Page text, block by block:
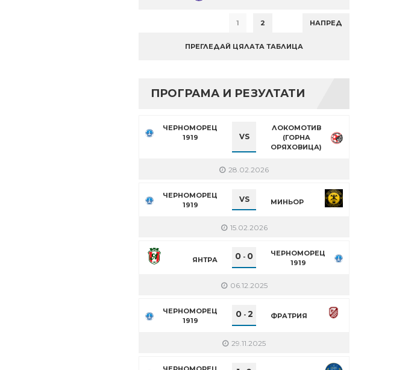
1 2 НАПРЕД
ПРЕГЛЕДАЙ ЦЯЛАТА ТАБЛИЦА
ПРОГРАМА И РЕЗУЛТАТИ
ЧЕРНОМОРЕЦ
1919
VS
ЛОКОМОТИВ
(ГОРНА
ОРЯХОВИЦА)
28.02.2026
ЧЕРНОМОРЕЦ
1919
VS МИНЬОР
15.02.2026
ЯНТРА 0 - 0
ЧЕРНОМОРЕЦ
1919
06.12.2025
ЧЕРНОМОРЕЦ
1919
0- 2 ФРАТРИЯ
29.11.2025